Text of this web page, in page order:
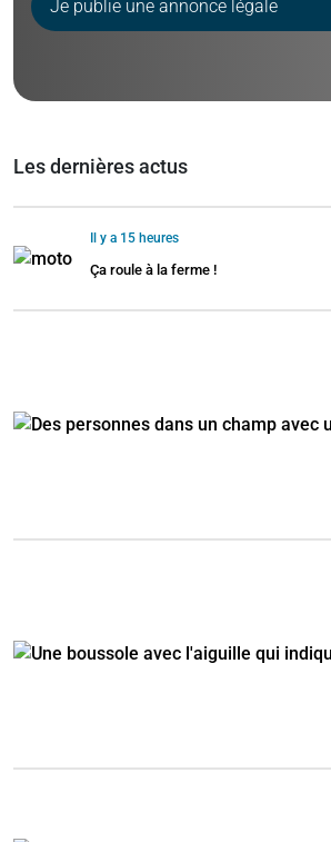
Je publie une annonce légale
Les dernières actus
Il y a 15 heures
Ça roule à la ferme !